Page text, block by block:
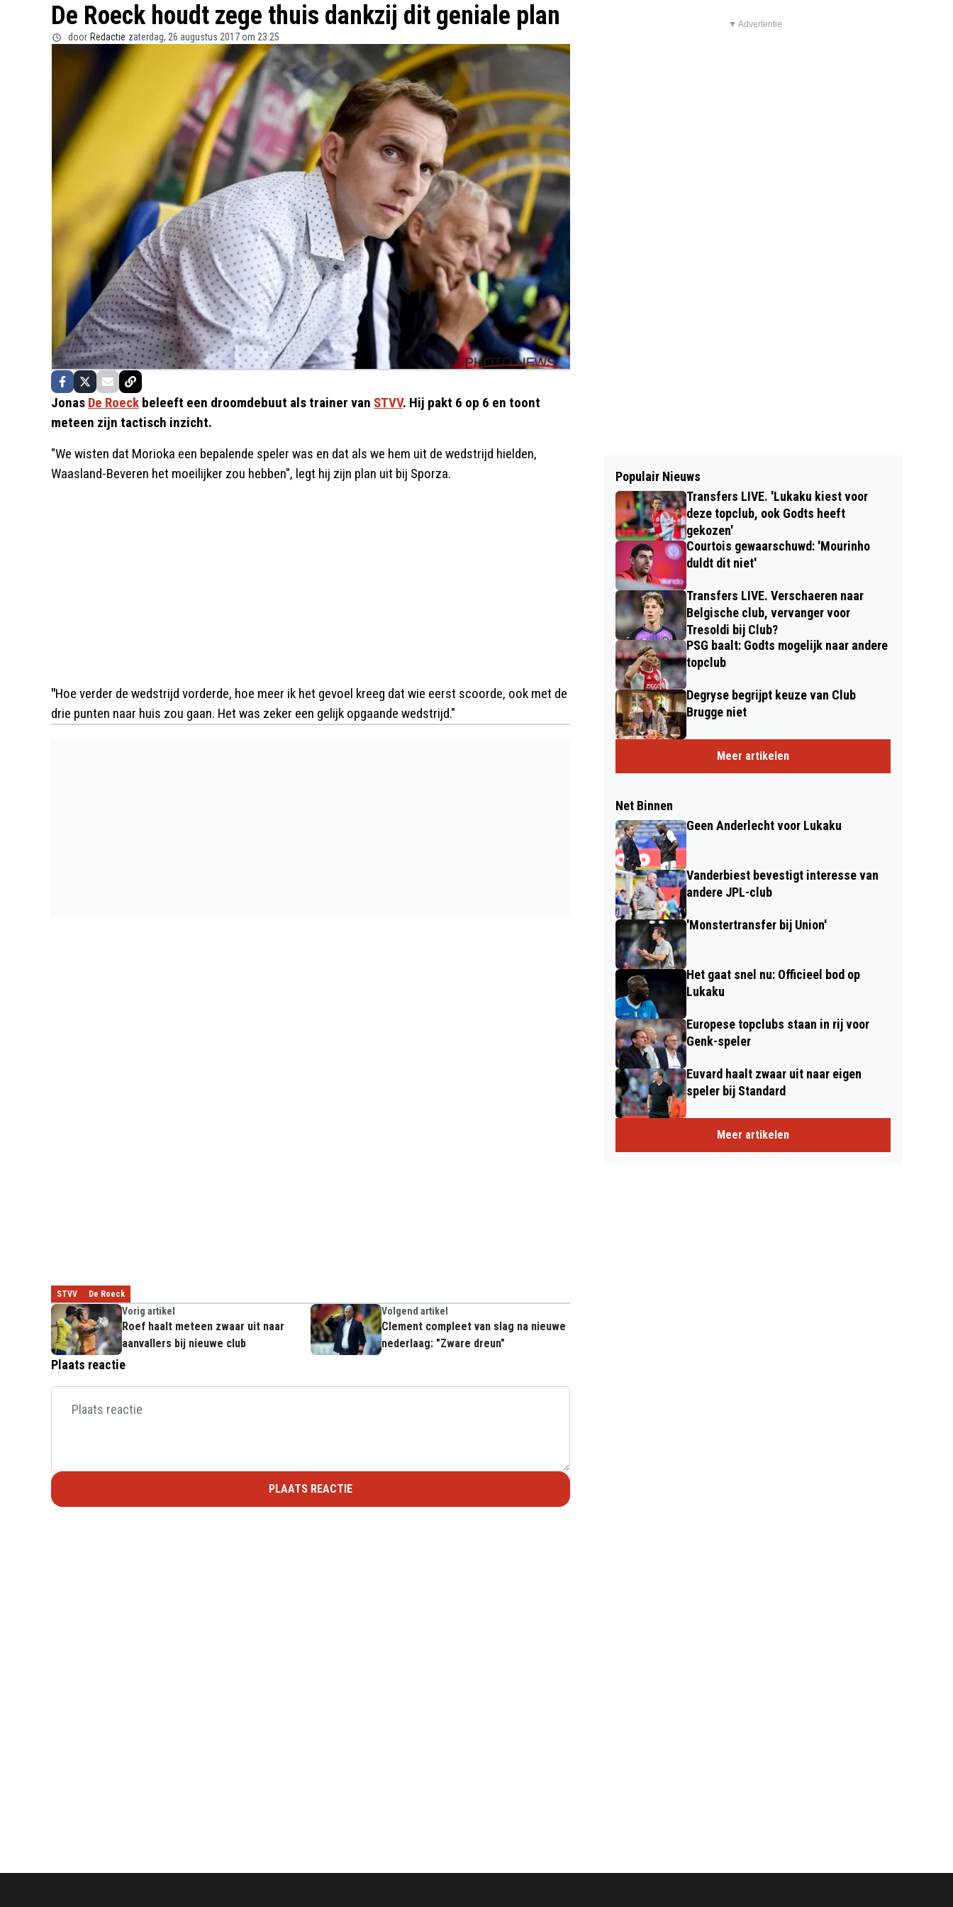
De Roeck houdt zege thuis dankzij dit geniale plan
door Redactie zaterdag, 26 augustus 2017 om 23:25
Jonas De Roeck beleeft een droomdebuut als trainer van STVV. Hij pakt 6 op 6 en toont
meteen zijn tactisch inzicht.
"We wisten dat Morioka een bepalende speler was en dat als we hem uit de wedstrijd hielden,
Waasland-Beveren het moeilijker zou hebben", legt hij zijn plan uit bij Sporza.
"Hoe verder de wedstrijd vorderde, hoe meer ik het gevoel kreeg dat wie eerst scoorde, ook met de
drie punten naar huis zou gaan. Het was zeker een gelijk opgaande wedstrijd."
STVV De Roeck
Vorig artikel
Roef haalt meteen zwaar uit naar
aanvallers bij nieuwe club
Volgend artikel
Clement compleet van slag na nieuwe
nederlaag: "Zware dreun"
Plaats reactie
PLAATS REACTIE
▼ Advertentie
Populair Nieuws
Transfers LIVE. 'Lukaku kiest voor
deze topclub, ook Godts heeft
gekozen'
Courtois gewaarschuwd: 'Mourinho
duldt dit niet'
Transfers LIVE. Verschaeren naar
Belgische club, vervanger voor
Tresoldi bij Club?
PSG baalt: Godts mogelijk naar andere
topclub
Degryse begrijpt keuze van Club
Brugge niet
Meer artikelen
Net Binnen
Geen Anderlecht voor Lukaku
Vanderbiest bevestigt interesse van
andere JPL-club
'Monstertransfer bij Union'
Het gaat snel nu: Officieel bod op
Lukaku
Europese topclubs staan in rij voor
Genk-speler
Euvard haalt zwaar uit naar eigen
speler bij Standard
Meer artikelen